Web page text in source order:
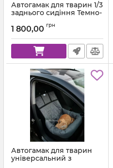
Автогамак для тварин 1/3
заднього сидіння Темно-
стропа
1 800,00 грн
Автогамак для тварин
універсальний з